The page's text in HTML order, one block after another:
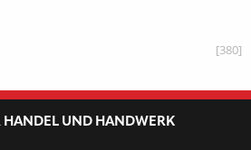
[380]
HANDEL UND HANDWERK